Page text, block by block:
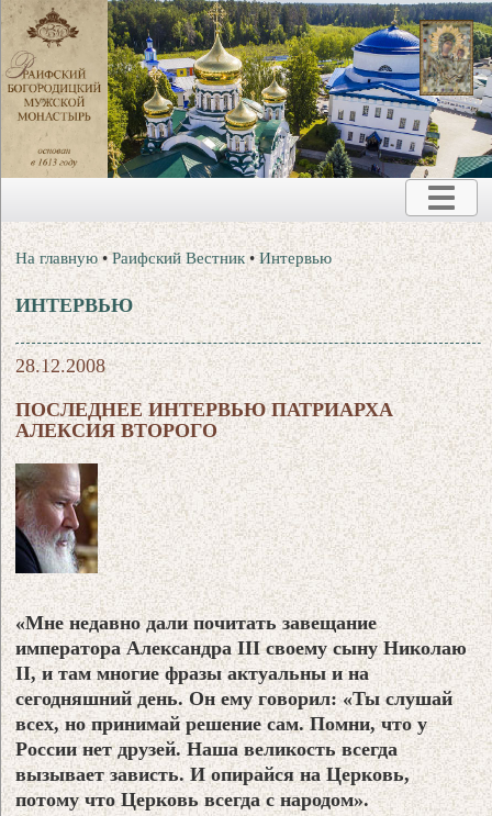
На главную •Раифский Вестник •Интервью
ИНТЕРВЬЮ
28.12.2008
ПОСЛЕДНЕЕ ИНТЕРВЬЮ ПАТРИАРХА
АЛЕКСИЯ ВТОРОГО
«Мне недавно дали почитать завещание
императора Александра III своему сыну Николаю
II, и там многие фразы актуальны и на
сегодняшний день. Он ему говорил: «Ты слушай
всех, но принимай решение сам. Помни, что у
России нет друзей. Наша великость всегда
вызывает зависть. И опирайся на Церковь,
потому что Церковь всегда с народом».